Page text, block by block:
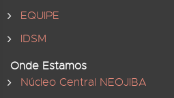
EQUIPE
IDSM
Onde Estamos
Núcleo Central NEOJIBA